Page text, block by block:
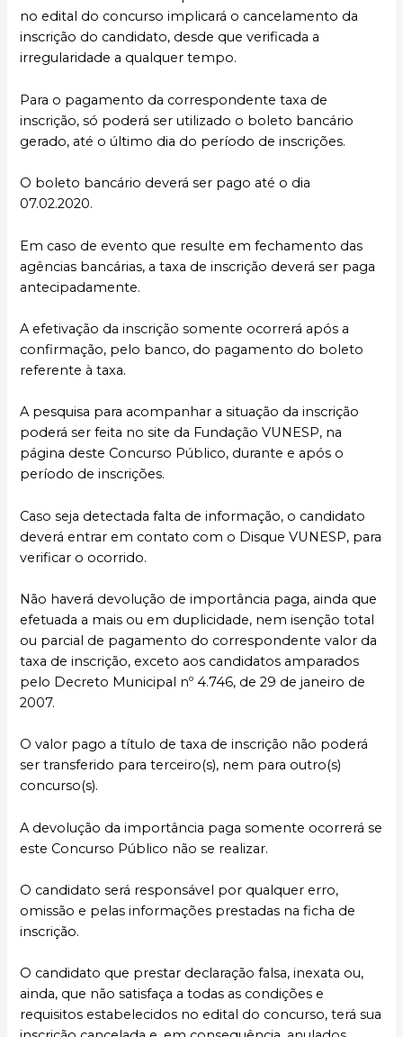
no edital do concurso implicará o cancelamento da
inscrição do candidato, desde que verificada a
irregularidade a qualquer tempo.
Para o pagamento da correspondente taxa de
inscrição, só poderá ser utilizado o boleto bancário
gerado, até o último dia do período de inscrições.
O boleto bancário deverá ser pago até o dia
07.02.2020.
Em caso de evento que resulte em fechamento das
agências bancárias, a taxa de inscrição deverá ser paga
antecipadamente.
A efetivação da inscrição somente ocorrerá após a
confirmação, pelo banco, do pagamento do boleto
referente à taxa.
A pesquisa para acompanhar a situação da inscrição
poderá ser feita no site da Fundação VUNESP, na
página deste Concurso Público, durante e após o
período de inscrições.
Caso seja detectada falta de informação, o candidato
deverá entrar em contato com o Disque VUNESP, para
verificar o ocorrido.
Não haverá devolução de importância paga, ainda que
efetuada a mais ou em duplicidade, nem isenção total
ou parcial de pagamento do correspondente valor da
taxa de inscrição, exceto aos candidatos amparados
pelo Decreto Municipal nº 4.746, de 29 de janeiro de
2007.
O valor pago a título de taxa de inscrição não poderá
ser transferido para terceiro(s), nem para outro(s)
concurso(s).
A devolução da importância paga somente ocorrerá se
este Concurso Público não se realizar.
O candidato será responsável por qualquer erro,
omissão e pelas informações prestadas na ficha de
inscrição.
O candidato que prestar declaração falsa, inexata ou,
ainda, que não satisfaça a todas as condições e
requisitos estabelecidos no edital do concurso, terá sua